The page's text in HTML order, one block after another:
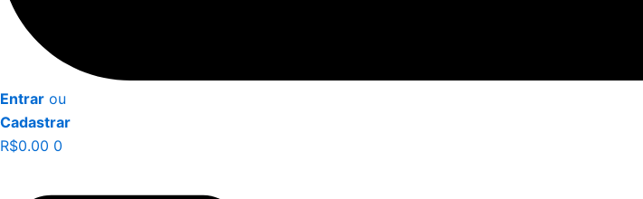
Entrar ou
Cadastrar
R$0.00 0